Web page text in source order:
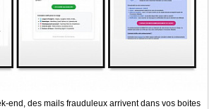
end, des mails frauduleux arrivent dans vos boites